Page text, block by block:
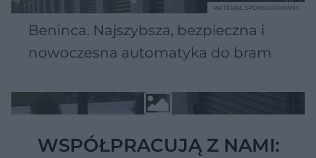
Beninca. Najszybsza, bezpieczna i
nowoczesna automatyka do bram
MATERIAŁ SPONSOROWANY
WSPÓŁPRACUJĄ Z NAMI: